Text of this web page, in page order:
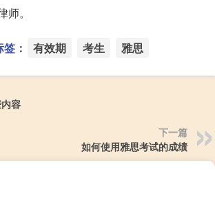
。
： 有效期 考生 雅思
容
下一篇
如何使用雅思考试的成绩